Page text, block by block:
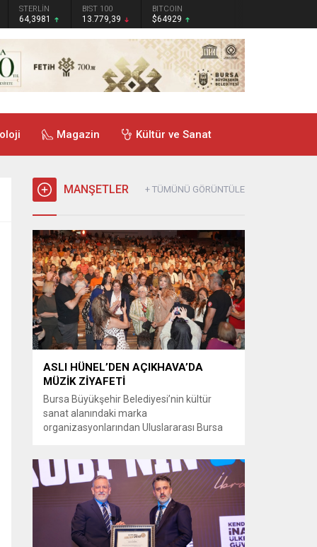
STERLİN
64,3981
BIST 100
13.779,39
BITCOIN
$64929
Magazin Kültür ve Sanat
MANŞETLER + TÜMÜNÜ GÖRÜNTÜLE
ASLI HÜNEL’DEN AÇIKHAVA’DA
MÜZİK ZİYAFETİ
Bursa Büyükşehir Belediyesi’nin kültür
sanat alanındaki marka
organizasyonlarından Uluslararası Bursa
Büyükşehir Belediyesi adına Bursa Kültür
Sanat ve Turizm Vakfı (BKSTV) tarafından
bu yıl 64’üncüsü düzenlenen Uluslararası
Bursa Festivali, sevilen sanatçı Aslı Hünel’i
müzikseverlerle buluşturdu. Uludağ İçecek
ana sponsorluğunda düzenlenen...